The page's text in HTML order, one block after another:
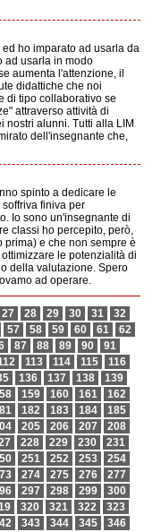
ho imparato ad usarla da
ad usarla in modo
aumenta l'attenzione, il
didattiche che noi
di tipo collaborativo se
attraverso attività di
nostri alunni. Tutti alla LIM
dell'insegnante che,
spinto a dedicare le
finiva per
Io sono un'insegnante di
classi ho percepito, però,
e che non sempre è
le potenzialità di
della valutazione. Spero
ad operare.
27 28 29 30 31
32
57 58 59 60 61
62
87 88 89 90
91
113 114 115
116
136 137 138
139
159 160 161
162
182 183 184
185
205 206 207
208
228 229 230
231
251 252 253
254
274 275 276
277
297 298 299
300
320 321 322
323
343 344 345
346